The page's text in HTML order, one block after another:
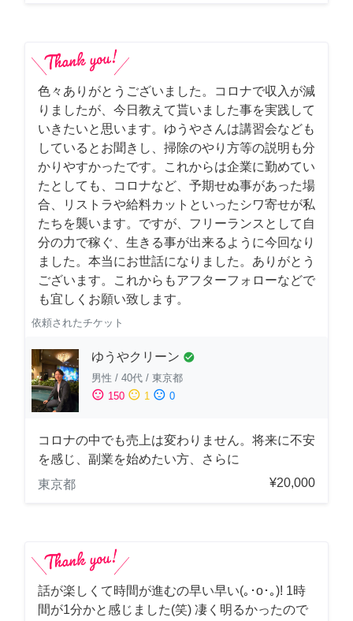
色々ありがとうございました。コロナで収入が減
りましたが、今日教えて貰いました事を実践して
いきたいと思います。ゆうやさんは講習会なども
しているとお聞きし、掃除のやり方等の説明も分
かりやすかったです。これからは企業に勤めてい
たとしても、コロナなど、予期せぬ事があった場
合、リストラや給料カットといったシワ寄せが私
たちを襲います。ですが、フリーランスとして自
分の力で稼ぐ、生きる事が出来るように今回なり
ました。本当にお世話になりました。ありがとう
ございます。これからもアフターフォローなどで
も宜しくお願い致します。
依頼されたチケット
ゆうやクリーン check_circle
男性 / 40代 / 東京都
sentiment_satisfied 150 sentiment_neutral 1 sentiment_dissatisfied 0
コロナの中でも売上は変わりません。将来に不安
を感じ、副業を始めたい方、さらに
東京都
¥20,000
話が楽しくて時間が進むの早い早い(｡･о･｡)! 1時
間が1分かと感じました(笑) 凄く明るかったので